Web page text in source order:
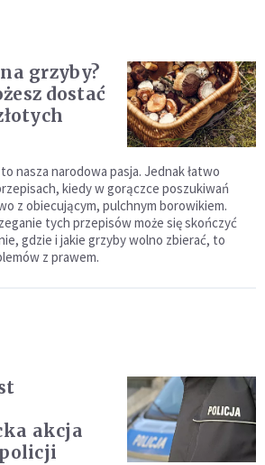
grzyby?
dostać
nasza narodowa pasja. Jednak łatwo
kiedy w gorączce poszukiwań
z obiecującym, pulchnym borowikiem.
tych przepisów może się skończyć
gdzie i jakie grzyby wolno zbierać, to
z prawem.
akcja